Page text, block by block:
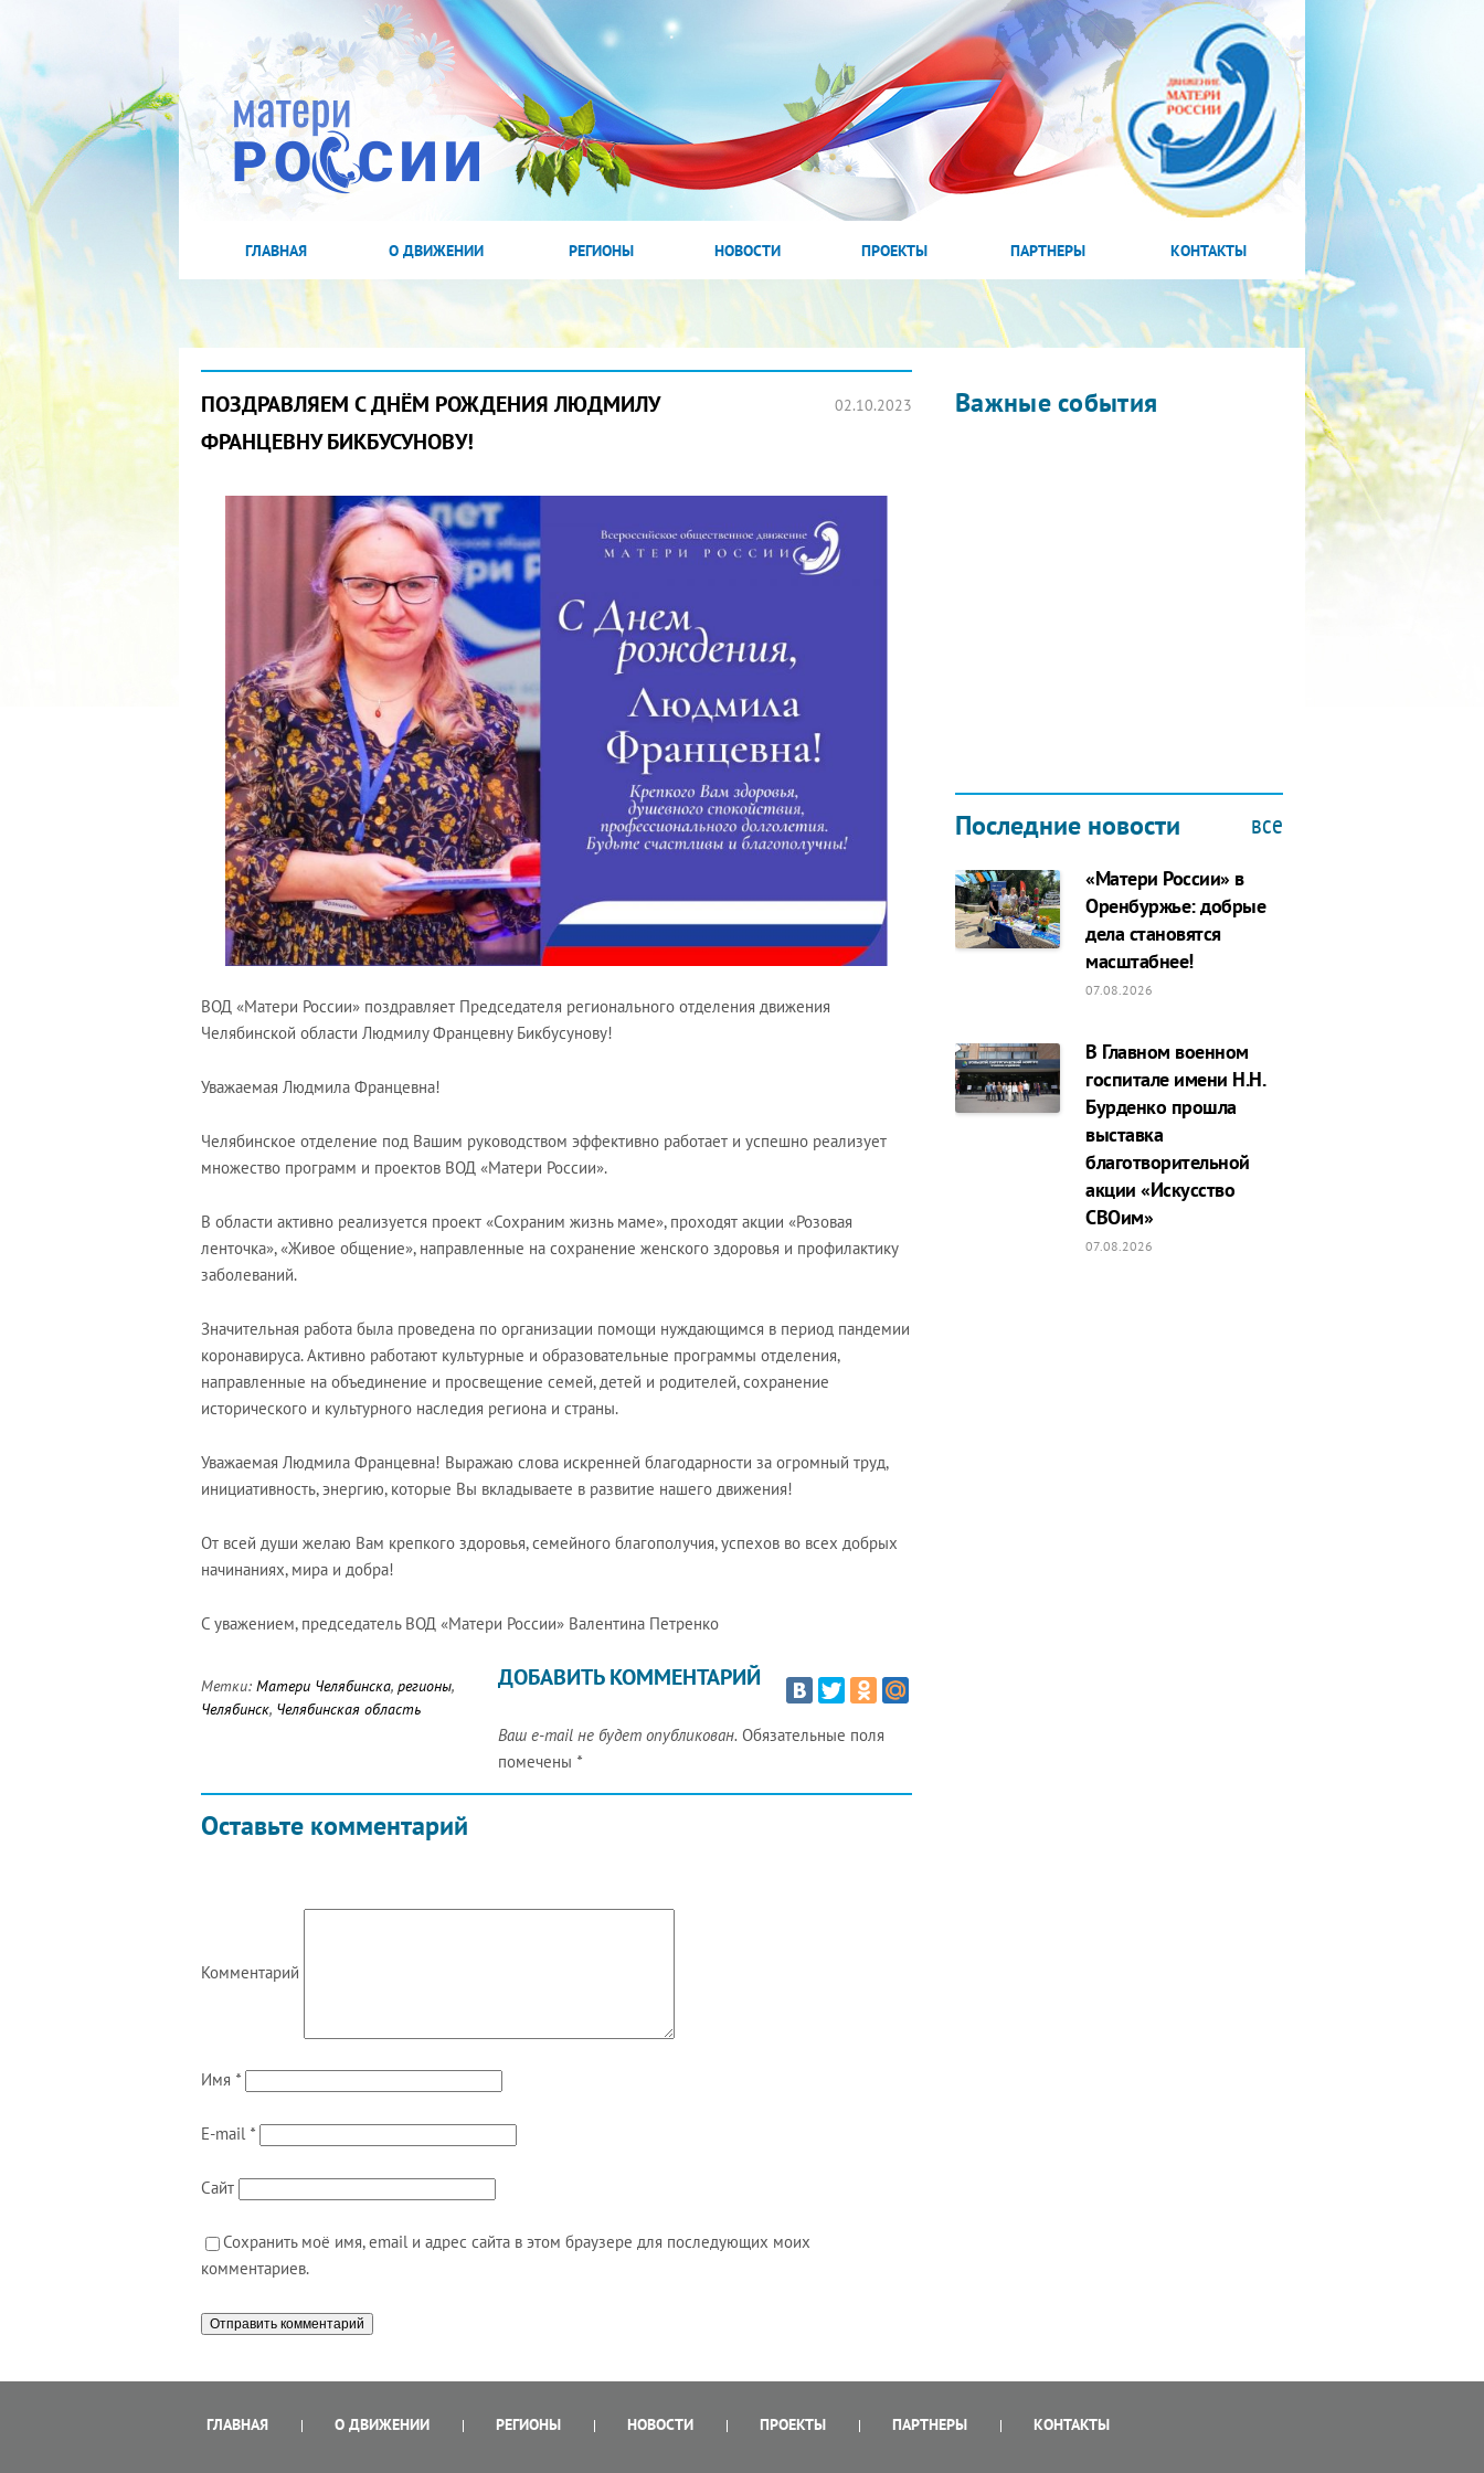
ГЛАВНАЯ О ДВИЖЕНИИ РЕГИОНЫ НОВОСТИ ПРОЕКТЫ ПАРТНЕРЫ КОНТАКТЫ
ПОЗДРАВЛЯЕМ С ДНЁМ РОЖДЕНИЯ ЛЮДМИЛУ
ФРАНЦЕВНУ БИКБУСУНОВУ!
02.10.2023
ВОД «Матери России» поздравляет Председателя регионального отделения движения
Челябинской области Людмилу Францевну Бикбусунову!
Уважаемая Людмила Францевна!
Челябинское отделение под Вашим руководством эффективно работает и успешно реализует
множество программ и проектов ВОД «Матери России».
В области активно реализуется проект «Сохраним жизнь маме», проходят акции «Розовая
ленточка», «Живое общение», направленные на сохранение женского здоровья и профилактику
заболеваний.
Значительная работа была проведена по организации помощи нуждающимся в период пандемии
коронавируса. Активно работают культурные и образовательные программы отделения,
направленные на объединение и просвещение семей, детей и родителей, сохранение
исторического и культурного наследия региона и страны.
Уважаемая Людмила Францевна! Выражаю слова искренней благодарности за огромный труд,
инициативность, энергию, которые Вы вкладываете в развитие нашего движения!
От всей души желаю Вам крепкого здоровья, семейного благополучия, успехов во всех добрых
начинаниях, мира и добра!
С уважением, председатель ВОД «Матери России» Валентина Петренко
Метки: Матери Челябинска, регионы,
Челябинск, Челябинская область
Оставьте комментарий
ДОБАВИТЬ КОММЕНТАРИЙ
Ваш e-mail не будет опубликован. Обязательные поля
помечены *
Комментарий
Имя *
E-mail *
Сайт
Сохранить моё имя, email и адрес сайта в этом браузере для последующих моих
комментариев.
Важные события
2022 ГОД ПРОВОЗГЛАШЕН ГОДОМ
МАТЕРИ В ЯКУТИИ
19.12.2021
Последние новости все
«Матери России» в
Оренбуржье: добрые
дела становятся
масштабнее!
07.08.2026
В Главном военном
госпитале имени Н.Н.
Бурденко прошла
выставка
благотворительной
акции «Искусство
СВОим»
07.08.2026
ГЛАВНАЯ О ДВИЖЕНИИ РЕГИОНЫ НОВОСТИ ПРОЕКТЫ ПАРТНЕРЫ КОНТАКТЫ